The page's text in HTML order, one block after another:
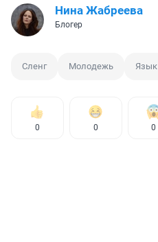
Нина Жабреева
Блогер
Сленг Молодежь Язык
0 0 0